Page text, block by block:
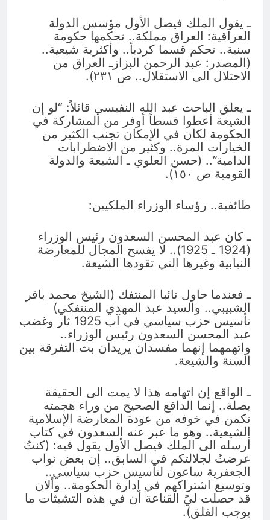
ـ يقول الملك فيصل الأول مؤسس الدولة
العراقية: العراق مملكة.. تحكمها حكومة
سنية.. تحكم قسما كردياً.. وأكثرية شيعية..
(المصدر: عبد الرحمن البزازـ العراق من
الاحتلال الى الاستقلال.. ص ٢٣١).
ـ يعلق الباحث عبد الله النفيسي قائلاً: “لو إن
الشيعة أعطوا قسطاً أوفر من المشاركة في
الحكومة لكان في الإمكان تجنب الكثير من
الخيارات المرة.. وكثير من الاضطرابات
الدامية”.. (حسن العلوي ـ الشيعة والدولة
القومية ص ١٥٠).
طائفية.. رؤساء الوزراء الملكيين:
ـ كان عبد المحسن السعدون رئيس الوزراء
(1924 ـ 1925).. لا يفسح المجال للمعارضة
النيابية وغيرها التي تقودها الشيعة.
ـ فعندما حاول نائبا المنتفك (الشيخ محمد باقر
الشبيبي.. والسيد عبد المهدي المنتفكي)
تأسيس حزب سياسي في آب 1925 ثار وغضب
عبد المحسن السعدون رئيس الوزراء..
واتهمهما إنهما مفسدان يريدان بث التفرقة بين
السنة والشيعة.
ـ الواقع إن اتهامه هذا لا يمت الى الحقيقة
بصلة.. إنما الدافع الصحيح من وراء هجمته
تكمن في خوفه من عودة المعارضة الإسلامية
الشيعية.. وهو ما عبر عنه السعدون في كتاب
أرسله الى الملك فيصل الأول يقول فيه: (كنتُ
عرضتُ لجلالتكم في السابق.. إن بعض نواب
الجعفرية ساعون لتأسيس حزب سياسي..
وتوسيع اشتراكهم في إدارة الحكومة.. وألان
قد حصلت ليً القناعة أن في هذه التشبثات ما
يوجب القلق).